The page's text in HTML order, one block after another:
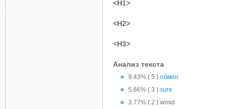
<H1>
<H2>
<H3>
Анализ текста
9.43% ( 5 ) обмен
5.66% ( 3 ) sure
3.77% ( 2 ) wmid